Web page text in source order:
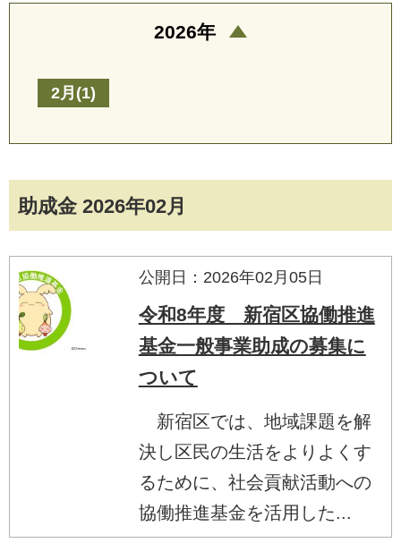
助成金 2026年02月
公開日：2026年02月05日
令和8年度 新宿区協働推進
基金一般事業助成の募集に
ついて
新宿区では、地域課題を解
決し区民の生活をよりよくす
るために、社会貢献活動への
協働推進基金を活用した...
2026年
2月(1)